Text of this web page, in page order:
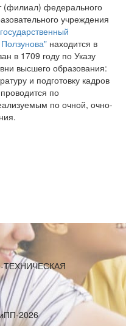
(филиал) федерального
учреждения
находится в
в 1709 году по Указу
высшего образования:
и подготовку кадров
по
по очной, очно-
ТЕХНИЧЕСКАЯ
2026